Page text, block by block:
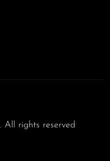
. All rights reserved